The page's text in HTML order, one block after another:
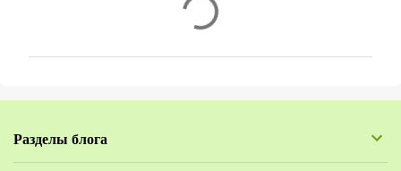
е
т
Разделы блога